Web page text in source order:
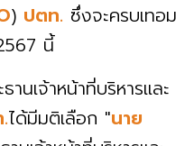
) ปตท. ซึ่งจะครบเทอม
นี้
นเจ้าหน้าที่บริหารและ
ได้มีมติเลือก "นาย